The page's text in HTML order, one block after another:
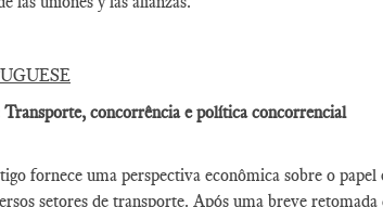
concorrência e política concorrencial
fornece uma perspectiva econômica sobre o
setores de transporte. Após uma breve